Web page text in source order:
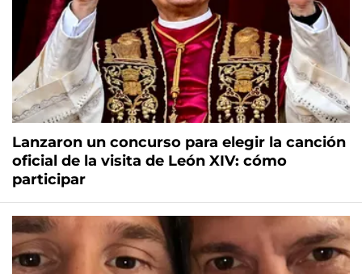
Lanzaron un concurso para elegir la canción
oficial de la visita de León XIV: cómo
participar